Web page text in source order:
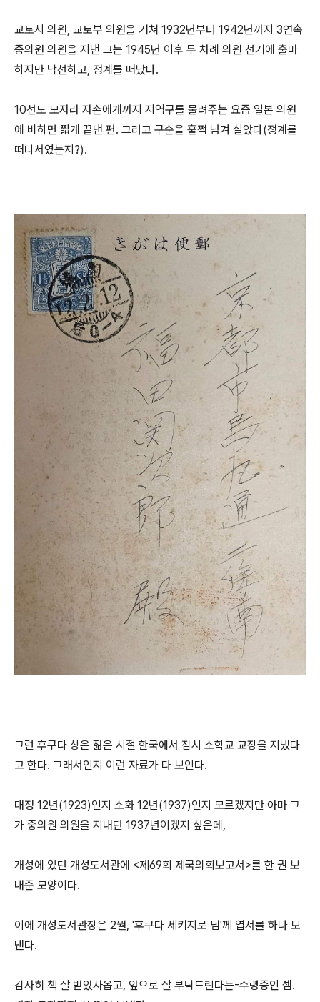
교토시 의원, 교토부 의원을 거쳐 1932년부터 1942년까지 3연속
중의원 의원을 지낸 그는 1945년 이후 두 차례 의원 선거에 출마
하지만 낙선하고, 정계를 떠났다.
10선도 모자라 자손에게까지 지역구를 물려주는 요즘 일본 의원
에 비하면 짧게 끝낸 편. 그러고 구순을 훌쩍 넘겨 살았다(정계를
떠나서였는지?).
그런 후쿠다 상은 젊은 시절 한국에서 잠시 소학교 교장을 지냈다
고 한다. 그래서인지 이런 자료가 다 보인다.
대정 12년(1923)인지 소화 12년(1937)인지 모르겠지만 아마 그
가 중의원 의원을 지내던 1937년이겠지 싶은데,
개성에 있던 개성도서관에 <제69회 제국의회보고서>를 한 권 보
내준 모양이다.
이에 개성도서관장은 2월, '후쿠다 세키지로 님'께 엽서를 하나 보
낸다.
감사히 책 잘 받았사옵고, 앞으로 잘 부탁드린다는-수령증인 셈.